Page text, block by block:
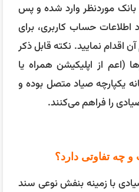
موردنظر وارد شده و پس
اطلاعات حساب کاربری، برای
اقدام نمایید. نکته قابل ذکر
از اپلیکیشن همراه یا
یکپارچه صیاد متصل بوده و
را فراهم می‌کنند.
چه تفاوتی دارد؟
با زمینه بنفش نوعی سند